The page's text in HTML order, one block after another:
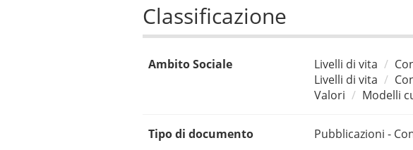
Classificazione
Ambito Sociale Livelli di vita
Livelli di vita
Valori
Modelli
Tipo di documento Pubblicazioni -